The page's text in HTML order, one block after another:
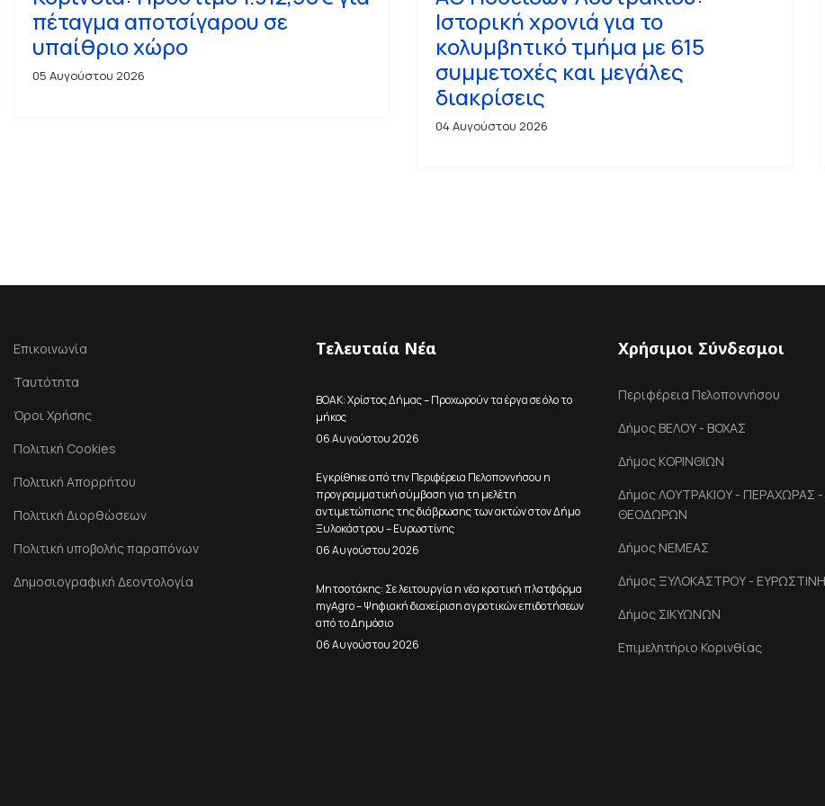
πέταγμα αποτσίγαρου σε
υπαίθριο χώρο
05 Αυγούστου 2026
Ιστορική χρονιά για το
κολυμβητικό τμήμα με 615
συμμετοχές και μεγάλες
διακρίσεις
04 Αυγούστου 2026
Επικοινωνία
Ταυτότητα
Όροι Χρήσης
Πολιτική Cookies
Πολιτική Απορρήτου
Πολιτική Διορθώσεων
Πολιτική υποβολής παραπόνων
Δημοσιογραφική Δεοντολογία
Τελευταία Νέα
ΒΟΑΚ: Χρίστος Δήμας – Προχωρούν τα έργα σε όλο το
μήκος
06 Αυγούστου 2026
Εγκρίθηκε από την Περιφέρεια Πελοποννήσου η
προγραμματική σύμβαση για τη μελέτη
αντιμετώπισης της διάβρωσης των ακτών στον Δήμο
Ξυλοκάστρου – Ευρωστίνης
06 Αυγούστου 2026
Μητσοτάκης: Σε λειτουργία η νέα κρατική πλατφόρμα
myAgro – Ψηφιακή διαχείριση αγροτικών επιδοτήσεων
από το Δημόσιο
06 Αυγούστου 2026
Χρήσιμοι Σύνδεσμοι
Περιφέρεια Πελοποννήσου
Δήμος ΒΕΛΟΥ - ΒΟΧΑΣ
Δήμος ΚΟΡΙΝΘΙΩΝ
Δήμος ΛΟΥΤΡΑΚΙΟΥ - ΠΕΡΑΧΩΡΑΣ -
ΘΕΟΔΩΡΩΝ
Δήμος ΝΕΜΕΑΣ
Δήμος ΞΥΛΟΚΑΣΤΡΟΥ -
Δήμος ΣΙΚΥΩΝΩΝ
Επιμελητήριο Κορινθίας